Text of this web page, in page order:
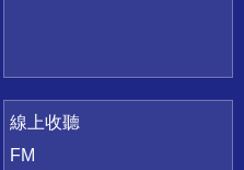
線上收聽
FM